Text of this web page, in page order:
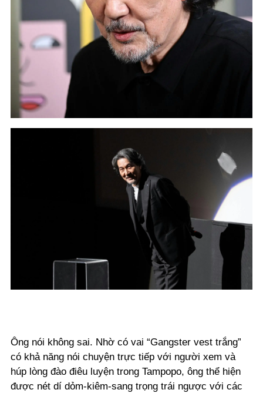
Ông nói không sai. Nhờ có vai “Gangster vest trắng”
có khả năng nói chuyện trực tiếp với người xem và
húp lòng đào điêu luyện trong Tampopo, ông thể hiện
được nét dí dỏm-kiêm-sang trọng trái ngược với các